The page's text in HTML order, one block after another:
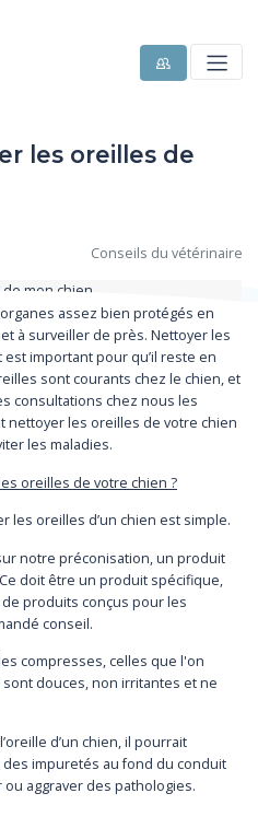
les oreilles de
Conseils du vétérinaire
assez bien protégés en
à surveiller de près. Nettoyer les
important pour qu’il reste en
sont courants chez le chien, et
consultations chez nous les
nettoyer les oreilles de votre chien
les maladies.
oreilles de votre chien ?
les oreilles d’un chien est simple.
notre préconisation, un produit
doit être un produit spécifique,
de produits conçus pour les
conseil.
compresses, celles que l'on
douces, non irritantes et ne
d’un chien, il pourrait
impuretés au fond du conduit
ou aggraver des pathologies.